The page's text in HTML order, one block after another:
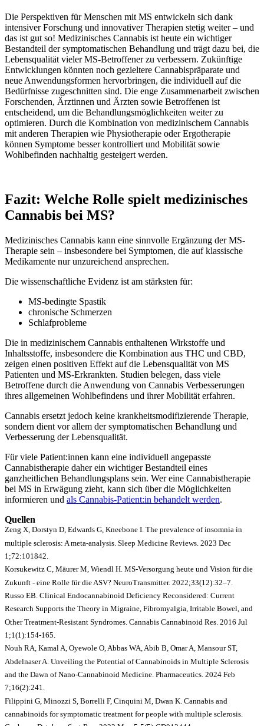
Die Perspektiven für Menschen mit MS entwickeln sich dank
intensiver Forschung und innovativer Therapien stetig weiter – und
das ist gut so! Medizinisches Cannabis ist heute ein wichtiger
Bestandteil der symptomatischen Behandlung und trägt dazu bei, die
Lebensqualität vieler MS-Betroffener zu verbessern. Zukünftige
Entwicklungen könnten noch gezieltere Cannabispräparate und
neue Anwendungsformen hervorbringen, die individuell auf die
Bedürfnisse zugeschnitten sind. Die enge Zusammenarbeit zwischen
Forschenden, Ärztinnen und Ärzten sowie Betroffenen ist
entscheidend, um die Behandlungsmöglichkeiten weiter zu
optimieren. Durch die Kombination von medizinischem Cannabis
mit anderen Therapien wie Physiotherapie oder Ergotherapie
können Symptome besser kontrolliert und Mobilität sowie
Wohlbefinden nachhaltig gesteigert werden.
Fazit: Welche Rolle spielt medizinisches
Cannabis bei MS?
Medizinisches Cannabis kann eine sinnvolle Ergänzung der MS-
Therapie sein – insbesondere bei Symptomen, die auf klassische
Medikamente nur unzureichend ansprechen.
Die wissenschaftliche Evidenz ist am stärksten für:
MS-bedingte Spastik
chronische Schmerzen
Schlafprobleme
Die in medizinischem Cannabis enthaltenen Wirkstoffe und
Inhaltsstoffe, insbesondere die Kombination aus THC und CBD,
zeigen einen positiven Effekt auf die Lebensqualität von MS
Patienten und MS-Erkrankten. Studien belegen, dass viele
Betroffene durch die Anwendung von Cannabis Verbesserungen
ihres allgemeinen Wohlbefindens und ihrer Mobilität erfahren.
Cannabis ersetzt jedoch keine krankheitsmodifizierende Therapie,
sondern dient vor allem der symptomatischen Behandlung und
Verbesserung der Lebensqualität.
Für viele Patient:innen kann eine individuell angepasste
Cannabistherapie daher ein wichtiger Bestandteil eines
ganzheitlichen Behandlungsplans sein. Wer eine Cannabistherapie
bei MS in Erwägung zieht, kann sich über die Möglichkeiten
informieren und als Cannabis-Patient:in behandelt werden.
Quellen
Zeng X, Dorstyn D, Edwards G, Kneebone I. The prevalence of insomnia in
multiple sclerosis: A meta-analysis. Sleep Medicine Reviews. 2023 Dec
1;72:101842.
Korsukewitz C, Mäurer M, Wiendl H. MS-Versorgung heute und Vision für die
Zukunft - eine Rolle für die ASV? NeuroTransmitter. 2022;33(12):32–7.
Russo EB. Clinical Endocannabinoid Deficiency Reconsidered: Current
Research Supports the Theory in Migraine, Fibromyalgia, Irritable Bowel, and
Other Treatment-Resistant Syndromes. Cannabis Cannabinoid Res. 2016 Jul
1;1(1):154-165.
Nouh RA, Kamal A, Oyewole O, Abbas WA, Abib B, Omar A, Mansour ST,
Abdelnaser A. Unveiling the Potential of Cannabinoids in Multiple Sclerosis
and the Dawn of Nano-Cannabinoid Medicine. Pharmaceutics. 2024 Feb
7;16(2):241.
Filippini G, Minozzi S, Borrelli F, Cinquini M, Dwan K. Cannabis and
cannabinoids for symptomatic treatment for people with multiple sclerosis.